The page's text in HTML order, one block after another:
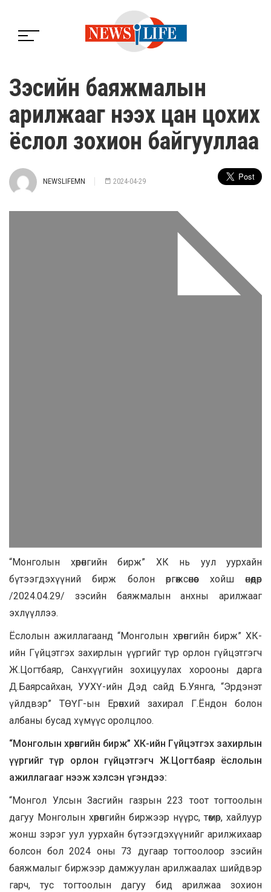
Зэсийн баяжмалын
арилжааг нээх цан цохих
ёслол зохион байгууллаа
NEWSLIFEMN 2024-04-29
“Монголын хөрөнгийн бирж” ХК нь уул уурхайн
бүтээгдэхүүний бирж болон өргөжсөнөөс хойш өнөөдөр
/2024.04.29/ зэсийн баяжмалын анхны арилжааг
эхлүүллээ.
Ёслолын ажиллагаанд “Монголын хөрөнгийн бирж” ХК-
ийн Гүйцэтгэх захирлын үүргийг түр орлон гүйцэтгэгч
Ж.Цогтбаяр, Санхүүгийн зохицуулах хорооны дарга
Д.Баярсайхан, УУХҮ-ийн Дэд сайд Б.Уянга, “Эрдэнэт
үйлдвэр” ТӨҮГ-ын Ерөнхий захирал Г.Ёндон болон
албаны бусад хүмүүс оролцлоо.
“Монголын хөрөнгийн бирж” ХК-ийн Гүйцэтгэх захирлын
үүргийг түр орлон гүйцэтгэгч Ж.Цогтбаяр ёслолын
ажиллагааг нээж хэлсэн үгэндээ:
“Монгол Улсын Засгийн газрын 223 тоот тогтоолын
дагуу Монголын хөрөнгийн биржээр нүүрс, төмөр, хайлуур
жонш зэрэг уул уурхайн бүтээгдэхүүнийг арилжихаар
болсон бол 2024 оны 73 дугаар тогтоолоор зэсийн
баяжмалыг биржээр дамжуулан арилжаалах шийдвэр
гарч, тус тогтоолын дагуу бид арилжаа зохион